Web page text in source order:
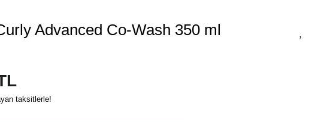
Advanced Co-Wash 350 ml
taksitlerle!